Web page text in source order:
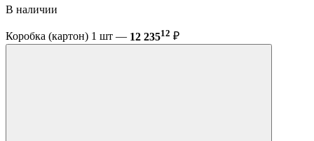
В наличии
Коробка (картон) 1 шт — 12 23512 ₽